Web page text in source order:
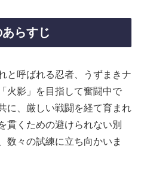
らすじ
と呼ばれる忍者、うずまきナ
火影」を目指して奮闘中で
に、厳しい戦闘を経て育まれ
貫くための避けられない別
々の試練に立ち向かいま